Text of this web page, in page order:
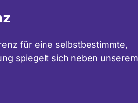
für eine selbstbestimmte,
spiegelt sich neben unserem